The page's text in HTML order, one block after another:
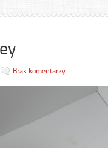
Brak komentarzy